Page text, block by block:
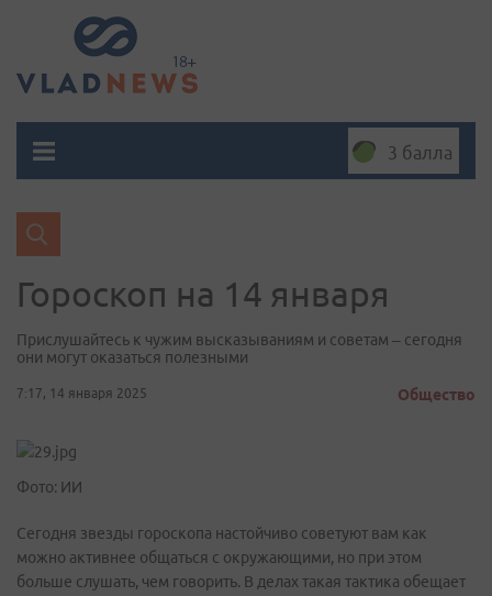
3 балла
Гороскоп на 14 января
Прислушайтесь к чужим высказываниям и советам – сегодня
они могут оказаться полезными
7:17, 14 января 2025 Общество
Фото: ИИ
Сегодня звезды гороскопа настойчиво советуют вам как
можно активнее общаться с окружающими, но при этом
больше слушать, чем говорить. В делах такая тактика обещает